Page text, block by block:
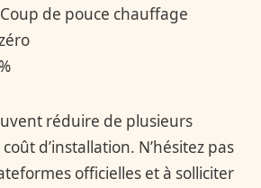
de pouce chauffage
réduire de plusieurs
d’installation. N’hésitez pas
officielles et à solliciter